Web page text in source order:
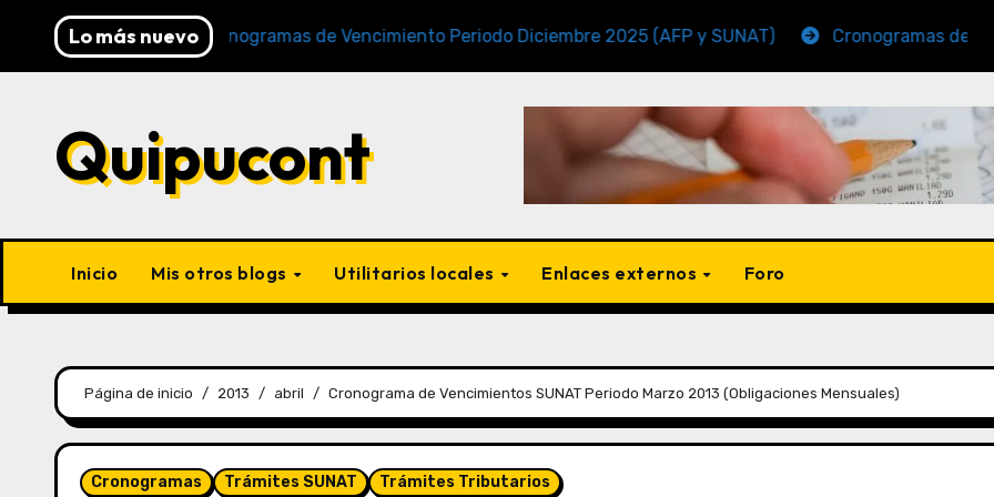
Lo más nuevo
Cronogramas de Vencimiento Periodo Diciembre 2025 (AFP y SUNAT) Cronogramas de
Quipucont
Inicio Mis otros blogs Utilitarios locales Enlaces externos Foro
Página de inicio 2013 abril Cronograma de Vencimientos SUNAT Periodo Marzo 2013 (Obligaciones Mensuales)
Cronogramas Trámites SUNAT Trámites Tributarios